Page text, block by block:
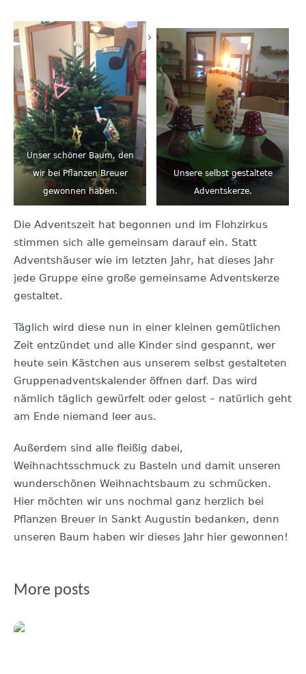
Unser schöner Baum, den
wir bei Pflanzen Breuer
gewonnen haben.
Unsere selbst gestaltete
Adventskerze.
Die Adventszeit hat begonnen und im Flohzirkus
stimmen sich alle gemeinsam darauf ein. Statt
Adventshäuser wie im letzten Jahr, hat dieses Jahr
jede Gruppe eine große gemeinsame Adventskerze
gestaltet.
Täglich wird diese nun in einer kleinen gemütlichen
Zeit entzündet und alle Kinder sind gespannt, wer
heute sein Kästchen aus unserem selbst gestalteten
Gruppenadventskalender öffnen darf. Das wird
nämlich täglich gewürfelt oder gelost – natürlich geht
am Ende niemand leer aus.
Außerdem sind alle fleißig dabei,
Weihnachtsschmuck zu Basteln und damit unseren
wunderschönen Weihnachtsbaum zu schmücken.
Hier möchten wir uns nochmal ganz herzlich bei
Pflanzen Breuer in Sankt Augustin bedanken, denn
unseren Baum haben wir dieses Jahr hier gewonnen!
More posts